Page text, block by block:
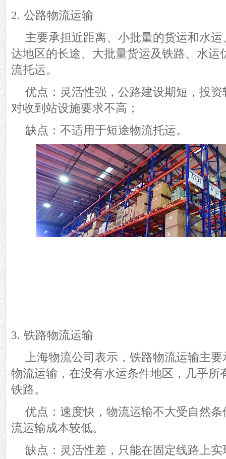
2. 公路物流运输
主要承担近距离、小批量的货运和水
达地区的长途、大批量货运及铁路、水运
流托运。
优点：灵活性强，公路建设期短，投
对收到站设施要求不高；
缺点： 不适用于短途物流托运。
3. 铁路物流运输
上海物流公司表示，铁路物流运输主要
物流运输 ，在没有水运条件地区，几乎
铁路。
优点：速度快，物流运输不大受自然
流运输成本较低。
缺点：灵活性差，只能在固定线路上